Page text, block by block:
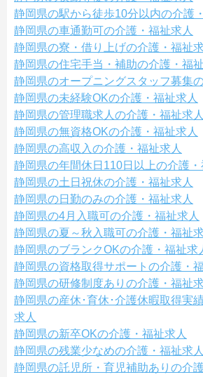
静岡県の駅から徒歩10分以内の介護
静岡県の車通勤可の介護・福祉求人
静岡県の寮・借り上げの介護・福祉
静岡県の住宅手当・補助の介護・福
静岡県のオープニングスタッフ募集
静岡県の未経験OKの介護・福祉求人
静岡県の管理職求人の介護・福祉求人
静岡県の無資格OKの介護・福祉求人
静岡県の高収入の介護・福祉求人
静岡県の年間休日110日以上の介護・
静岡県の土日祝休の介護・福祉求人
静岡県の日勤のみの介護・福祉求人
静岡県の4月入職可の介護・福祉求人
静岡県の夏～秋入職可の介護・福祉
静岡県のブランクOKの介護・福祉求
静岡県の資格取得サポートの介護・
静岡県の研修制度ありの介護・福祉
静岡県の産休･育休･介護休暇取得実
求人
静岡県の新卒OKの介護・福祉求人
静岡県の残業少なめの介護・福祉求人
静岡県の託児所・育児補助ありの介